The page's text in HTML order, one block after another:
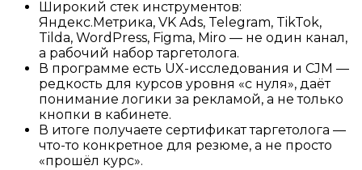
Широкий стек инструментов:
Яндекс.Метрика, VK Ads, Telegram, TikTok,
Tilda, WordPress, Figma, Miro — не один канал,
а рабочий набор таргетолога.
В программе есть UX-исследования и CJM —
редкость для курсов уровня «с нуля», даёт
понимание логики за рекламой, а не только
кнопки в кабинете.
В итоге получаете сертификат таргетолога —
что-то конкретное для резюме, а не просто
«прошёл курс».